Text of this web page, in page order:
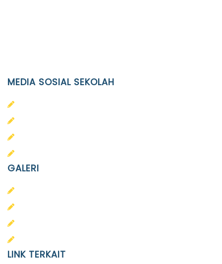
MEDIA SOSIAL SEKOLAH
GALERI
LINK TERKAIT